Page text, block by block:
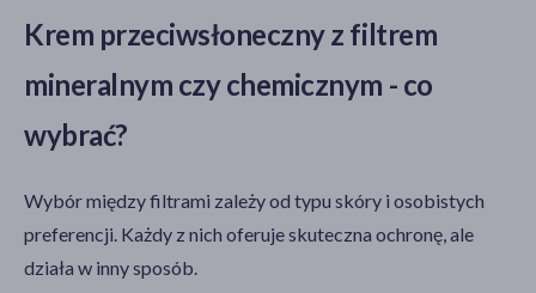
Krem przeciwsłoneczny z filtrem
mineralnym czy chemicznym - co
wybrać?
Wybór między filtrami zależy od typu skóry i osobistych
preferencji. Każdy z nich oferuje skuteczna ochronę, ale
działa w inny sposób.